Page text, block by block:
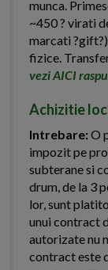
munca.
~450 ? virati
marcati
fizice.
vezi AICI
Achizitie
Intrebare:O
impozit pe
subterane si
drum, de la 3
lor, sunt
unui contract
autorizate nu
contract este